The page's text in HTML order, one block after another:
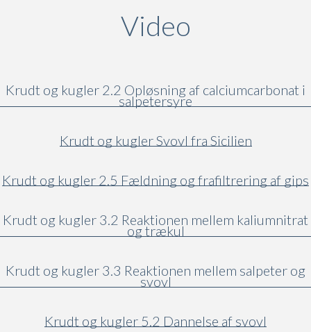
Video
Krudt og kugler 2.2 Opløsning af calciumcarbonat i
salpetersyre
Krudt og kugler Svovl fra Sicilien
Krudt og kugler 2.5 Fældning og frafiltrering af gips
Krudt og kugler 3.2 Reaktionen mellem kaliumnitrat
og trækul
Krudt og kugler 3.3 Reaktionen mellem salpeter og
svovl
Krudt og kugler 5.2 Dannelse af svovl